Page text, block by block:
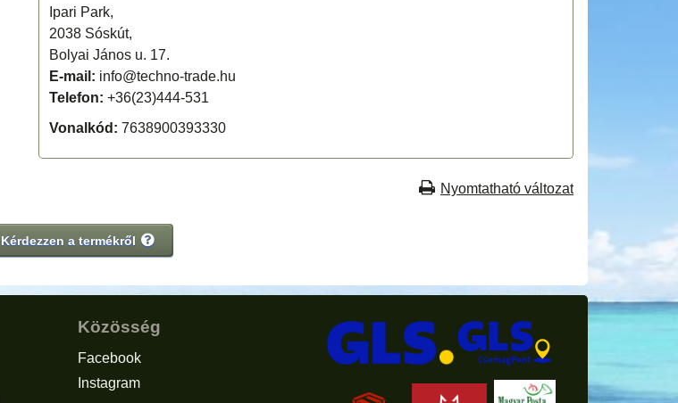
Ipari Park,
2038 Sóskút,
Bolyai János u. 17.
E-mail: info@techno-trade.hu
Telefon: +36(23)444-531
Vonalkód: 7638900393330
Nyomtatható változat
Kérdezzen a termékről
Közösség
Facebook
Instagram